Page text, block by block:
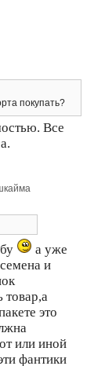
покупать?
Все
а уже
и
товар,а
это
или иной
фантики